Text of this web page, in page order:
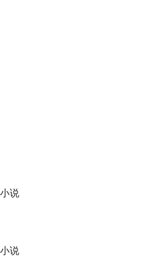
说
说